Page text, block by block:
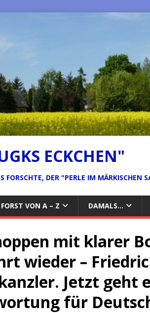
ECKCHEN"
FORSCHTE, DER "PERLE IM
FORST VON A – Z DAMALS…
mit klarer
wieder –
Jetzt geht
für